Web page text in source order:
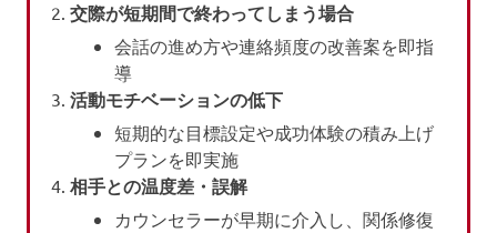
交際が短期間で終わってしまう場合
会話の進め方や連絡頻度の改善案を即指
導
活動モチベーションの低下
短期的な目標設定や成功体験の積み上げ
プランを即実施
相手との温度差・誤解
カウンセラーが早期に介入し、関係修復